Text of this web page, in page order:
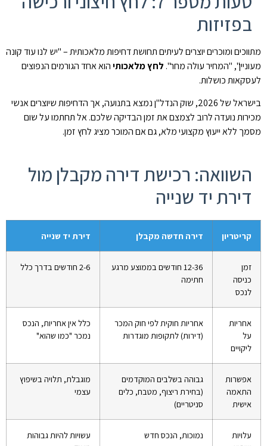
בפזיזות
מתווכים ומוכרים יוצרים לעיתים תחושת דחיפות מלאכותית – "יש לנו עוד קונה
מעוניין", "המחיר עולה מחר". לחץ מלאכותיהוא אחד הגורמים הנפוצים
לעסקאות כושלות.
בישראל של 2026, שוק הנדל"ן נמצא בתנועה, אך הדחיפות שיוצרים אנשי
מכירות נועדה לרוב לצמצם את זמן הבדיקה שלכם. אל תחתמו על שום
מסמך ללא ייעוץ מקצועי מלא, גם אם המוכר מציג לחץ זמן.
השוואה: רכישת דירה מקבלן מול
דירת יד שנייה
קריטריון דירה חדשה מקבלן דירת יד שנייה
זמן
כניסה
לנכס
12-36 חודשים בממוצע מרגע
חתימה
2-6 חודשים בדרך כלל
אחריות
על
ליקויים
אחריות חוקית לפי חוק המכר
(דירות) לתקופות מוגדרות
כלל אין אחריות, הנכס
נמכר "כמו שהוא"
אפשרות
התאמה
אישית
גבוהה בשלבים המוקדמים
(בחירת ריצוף, מטבח, כלים
סניטריים)
מוגבלת, תלויה בשיפוץ
עצמי
עלויות
נמוכות, הנכס חדש
עשויות להיות גבוהות